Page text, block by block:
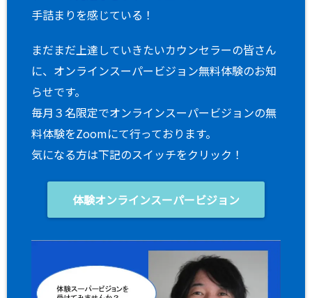
手詰まりを感じている！
まだまだ上達していきたいカウンセラーの皆さん
に、オンラインスーパービジョン無料体験のお知
らせです。
毎月３名限定でオンラインスーパービジョンの無
料体験をZoomにて行っております。
気になる方は下記のスイッチをクリック！
体験オンラインスーパービジョン